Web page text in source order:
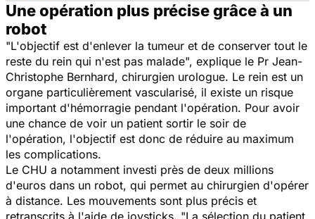
Une opération plus précise grâce à un
robot
"L'objectif est d'enlever la tumeur et de conserver tout le
reste du rein qui n'est pas malade", explique le Pr Jean-
Christophe Bernhard, chirurgien urologue. Le rein est un
organe particulièrement vascularisé, il existe un risque
important d'hémorragie pendant l'opération. Pour avoir
une chance de voir un patient sortir le soir de
l'opération, l'objectif est donc de réduire au maximum
les complications.
Le CHU a notamment investi près de deux millions
d'euros dans un robot, qui permet au chirurgien d'opérer
à distance. Les mouvements sont plus précis et
retranscrits à l'aide de joysticks. "La sélection du patient